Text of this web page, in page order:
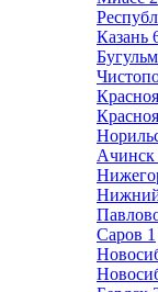
Казань
Ачинск
Саров 1